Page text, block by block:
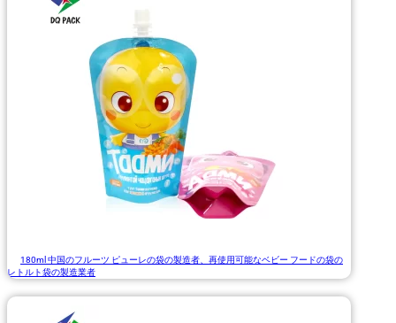
180ml 中国のフルーツ ピューレの袋の製造者、再使用可能なベビー フードの袋の
レトルト袋の製造業者